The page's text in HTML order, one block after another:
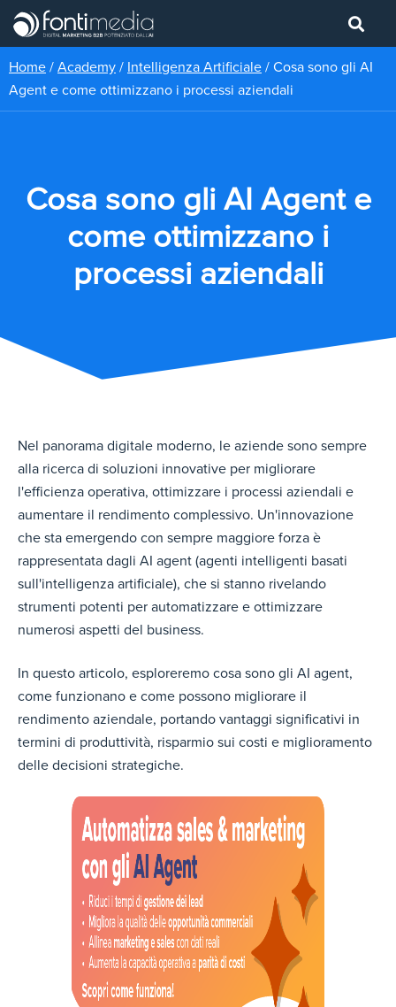
Home / Academy / Intelligenza Artificiale / Cosa sono gli AI
Agent e come ottimizzano i processi aziendali
Cosa sono gli AI Agent e
come ottimizzano i
processi aziendali
Nel panorama digitale moderno, le aziende sono sempre
alla ricerca di soluzioni innovative per migliorare
l'efficienza operativa, ottimizzare i processi aziendali e
aumentare il rendimento complessivo. Un'innovazione
che sta emergendo con sempre maggiore forza è
rappresentata dagli AI agent (agenti intelligenti basati
sull'intelligenza artificiale), che si stanno rivelando
strumenti potenti per automatizzare e ottimizzare
numerosi aspetti del business.
In questo articolo, esploreremo cosa sono gli AI agent,
come funzionano e come possono migliorare il
rendimento aziendale, portando vantaggi significativi in
termini di produttività, risparmio sui costi e miglioramento
delle decisioni strategiche.